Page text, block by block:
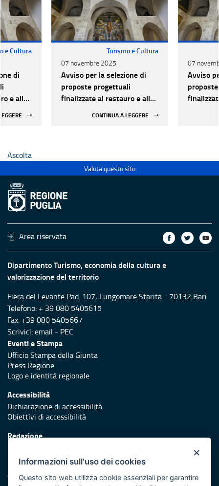
e Cultura
di
e alla
Turismo e Cultura
07 novembre 2025
Avviso per la selezione di
proposte progettuali
finalizzate al restauro e alla
CONTINUA A LEGGERE
07
Avviso
Ascolta
Valuta questo sito
Area riservata
Dipartimento Turismo, economia della cultura e
valorizzazione del territorio
Fiera del Levante Pad. 107, Lungomare Starita - 70132 Bari
Telefono: + 39 080 5405615
Fax: +39 080 5405667
Scrivici:email - PEC
Eventi e Stampa
Ufficio Stampa della Giunta
Press Regione
Logo e identità regionale
Accessibilità
Dichiarazione di accessibilità
Obiettivi di accessibilità
Redazione
Protezione civile
Vai al sito di Protezione Civile Puglia
×
Informazioni sull'uso dei cookies
Questo sito web utilizza cookie essenziali per garantire